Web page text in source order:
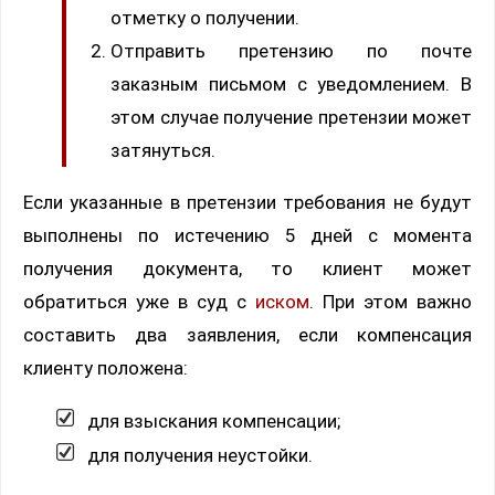
отметку о получении.
Отправить претензию по почте
заказным письмом с уведомлением. В
этом случае получение претензии может
затянуться.
Если указанные в претензии требования не будут
выполнены по истечению 5 дней с момента​
получения документа, то клиент может
обратиться уже в суд с иском. При этом важно
составить два заявления, если компенсация
клиенту положена:
для взыскания компенсации;
для получения неустойки.